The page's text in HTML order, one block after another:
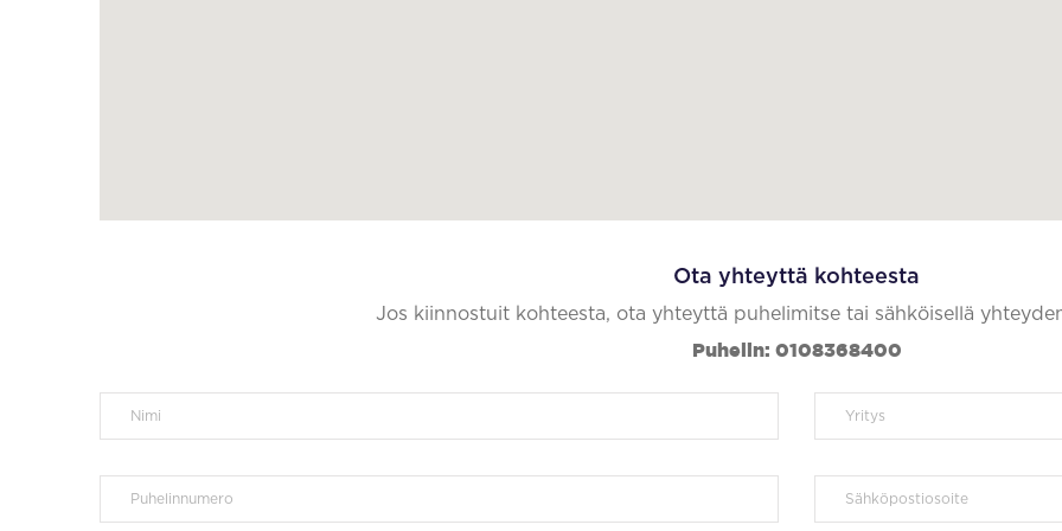
Ota yhteyttä kohteesta
Jos kiinnostuit kohteesta, ota yhteyttä puhelimitse tai sähköisellä
Puhelin: 0108368400